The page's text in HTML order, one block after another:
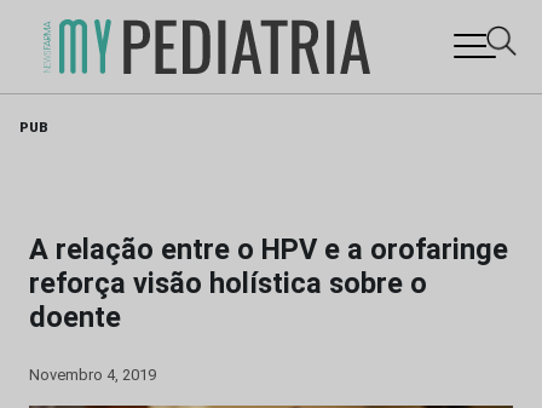
PUB
A relação entre o HPV e a orofaringe
reforça visão holística sobre o
doente
Novembro 4, 2019